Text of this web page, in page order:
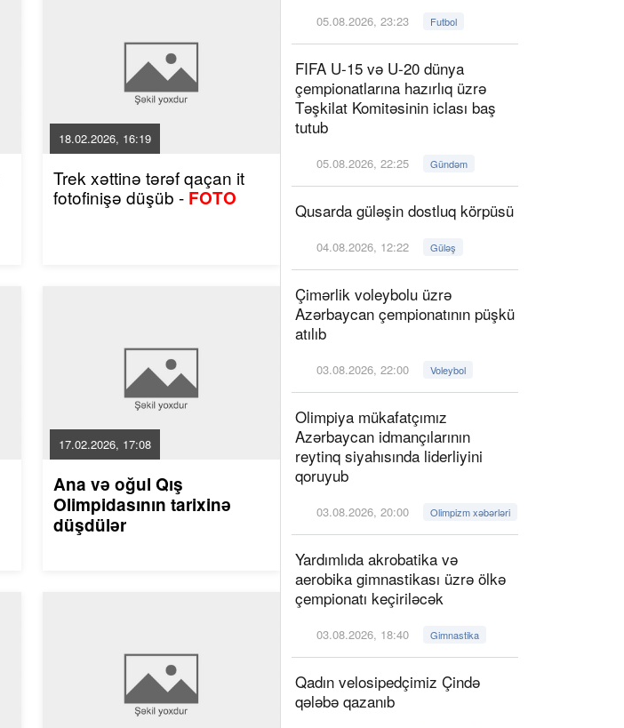
18.02.2026, 16:19
Trek xəttinə tərəf qaçan it
fotofinişə düşüb - FOTO
17.02.2026, 17:08
Ana və oğul Qış
Olimpidasının tarixinə
düşdülər
05.08.2026, 23:23 Futbol
FIFA U-15 və U-20 dünya
çempionatlarına hazırlıq üzrə
Təşkilat Komitəsinin iclası baş
tutub
05.08.2026, 22:25 Gündəm
Qusarda güləşin dostluq körpüsü
04.08.2026, 12:22 Güləş
Çimərlik voleybolu üzrə
Azərbaycan çempionatının püşkü
atılıb
03.08.2026, 22:00 Voleybol
Olimpiya mükafatçımız
Azərbaycan idmançılarının
reytinq siyahısında liderliyini
qoruyub
03.08.2026, 20:00 Olimpizm xəbərləri
Yardımlıda akrobatika və
aerobika gimnastikası üzrə ölkə
çempionatı keçiriləcək
03.08.2026, 18:40 Gimnastika
Qadın velosipedçimiz Çində
qələbə qazanıb